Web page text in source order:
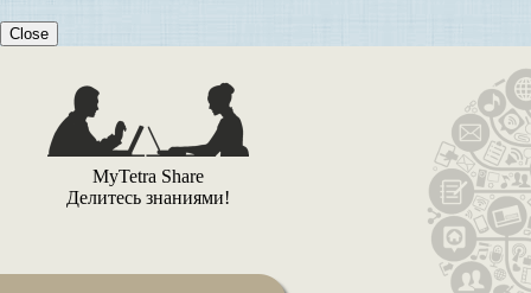
Close
MyTetra Share
Делитесь знаниями!